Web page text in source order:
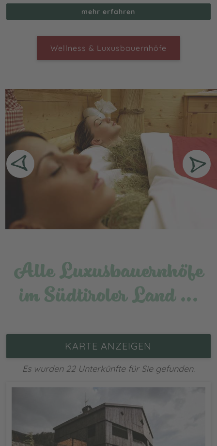
viele Bauern in Südtirol, die bei sich zu Hause einfach
noch ein bisschen mehr zu bieten haben. Gemütliche
Ferienwohnungen oder Zimmer mit Frühstück und dazu
kleine Wellnessoasen – einfach zum Verlieben. Für
schöne Tage zu zweit oder mit der Familie. In den
Whirlpool und Saunakannst Du nach einem
anstrengenden Tag auf dem Berg oder der Alm auf dem
Bauernhof entspannen und neue Kraft tanken. Manche
5-Blumen-Höfe in Südtirol erwarten Dich auch mit einem
erstklassigen Wellnessangebot an
Massagen und
Kneippanwendungen
. Oder dürfen wir Dich auf eine
Tasse Tee mit Bergkräutern aus dem eigenen Garten
einladen? Oder mit einem leckeren Frühstück am Morgen
verwöhnen und mit einem traditionellen Abendessen?
Das ist Bauernhofurlaub in Südtirol mit mehr als einem
Hauch von Luxus. Auch als Familienurlaub – schau Dich
mehr erfahren
Wellness & Luxusbauernhöfe
Alle Luxusbauernhöfe
im Südtiroler Land …
KARTE ANZEIGEN
Es wurden 22 Unterkünfte für Sie gefunden.